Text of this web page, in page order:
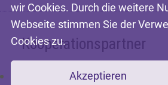
Kooperationspartner
wir Cookies. Durch die weitere
Webseite stimmen Sie der
Cookies zu.
Akzeptieren